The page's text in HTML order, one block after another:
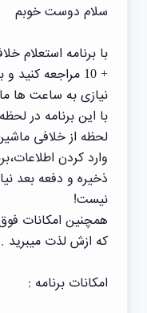
سلام دوست خوبم
با برنامه استعلام
+ 10 مراجعه
نیازی به ساعت ها
با این برنامه در
لحظه از خلافی
وارد کردن
ذخیره و دفعه بعد
نیست!
همچنین امکانات
که ازش لذت میبرید
امکانات برنامه :